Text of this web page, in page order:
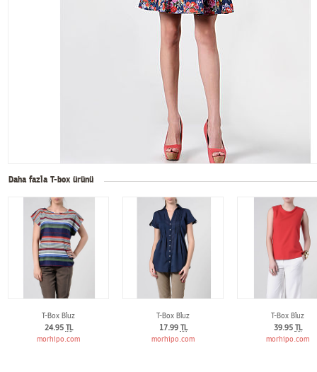
Daha fazla T-box ürünü
T-Box Bluz
24.95 TL
morhipo.com
T-Box Bluz
17.99 TL
morhipo.com
T-Box Bluz
39.95 TL
morhipo.com